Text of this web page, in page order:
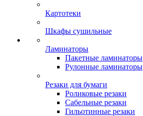
Картотеки
Шкафы сушильные
Ламинаторы
Пакетные ламинаторы
Рулонные ламинаторы
Резаки для бумаги
Роликовые резаки
Сабельные резаки
Гильотинные резаки